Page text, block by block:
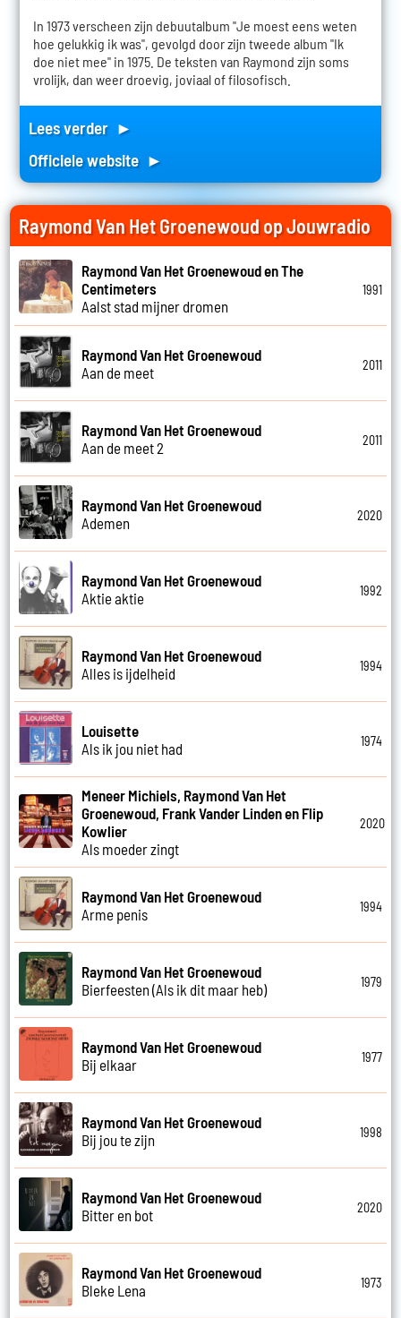
In 1973 verscheen zijn debuutalbum "Je moest eens weten
hoe gelukkig ik was", gevolgd door zijn tweede album "Ik
doe niet mee" in 1975. De teksten van Raymond zijn soms
vrolijk, dan weer droevig, joviaal of filosofisch.
Lees verder ►
Officiele website ►
Raymond Van Het Groenewoud op Jouwradio
Raymond Van Het Groenewoud en The
Centimeters
Aalst stad mijner dromen
1991
Raymond Van Het Groenewoud
Aan de meet
2011
Raymond Van Het Groenewoud
Aan de meet 2
2011
Raymond Van Het Groenewoud
Ademen
2020
Raymond Van Het Groenewoud
Aktie aktie
1992
Raymond Van Het Groenewoud
Alles is ijdelheid
1994
Louisette
Als ik jou niet had
1974
Meneer Michiels, Raymond Van Het
Groenewoud, Frank Vander Linden en Flip
Kowlier
Als moeder zingt
2020
Raymond Van Het Groenewoud
Arme penis
1994
Raymond Van Het Groenewoud
Bierfeesten (Als ik dit maar heb)
1979
Raymond Van Het Groenewoud
Bij elkaar
1977
Raymond Van Het Groenewoud
Bij jou te zijn
1998
Raymond Van Het Groenewoud
Bitter en bot
2020
Raymond Van Het Groenewoud
Bleke Lena
1973